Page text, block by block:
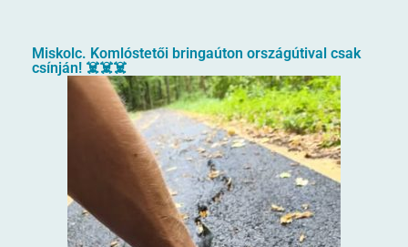
Miskolc. Komlóstetői bringaúton országútival csak
csínján! ☠️☠️☠️